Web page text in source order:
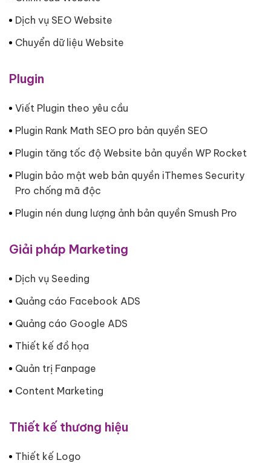
Dịch vụ SEO Website
Chuyển dữ liệu Website
Plugin
Viết Plugin theo yêu cầu
Plugin Rank Math SEO pro bản quyền SEO
Plugin tăng tốc độ Website bản quyền WP Rocket
Plugin bảo mật web bản quyền iThemes Security
Pro chống mã độc
Plugin nén dung lượng ảnh bản quyền Smush Pro
Giải pháp Marketing
Dịch vụ Seeding
Quảng cáo Facebook ADS
Quảng cáo Google ADS
Thiết kế đồ họa
Quản trị Fanpage
Content Marketing
Thiết kế thương hiệu
Thiết kế Logo